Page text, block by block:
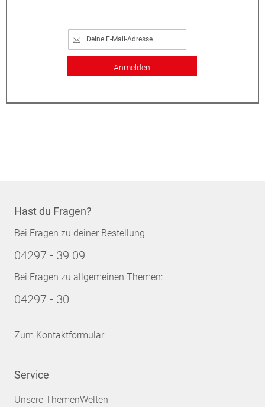
Anmelden
Hast du Fragen?
Bei Fragen zu deiner Bestellung:
04297 - 39 09
Bei Fragen zu allgemeinen Themen:
04297 - 30
Zum Kontaktformular
Service
Unsere ThemenWelten